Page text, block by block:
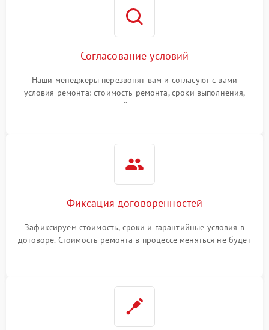
Согласование условий
Наши менеджеры перезвонят вам и согласуют с вами
условия ремонта: стоимость ремонта, сроки выполнения,
гарантийные условия
Фиксация договоренностей
Зафиксируем стоимость, сроки и гарантийные условия в
договоре. Стоимость ремонта в процессе меняться не будет